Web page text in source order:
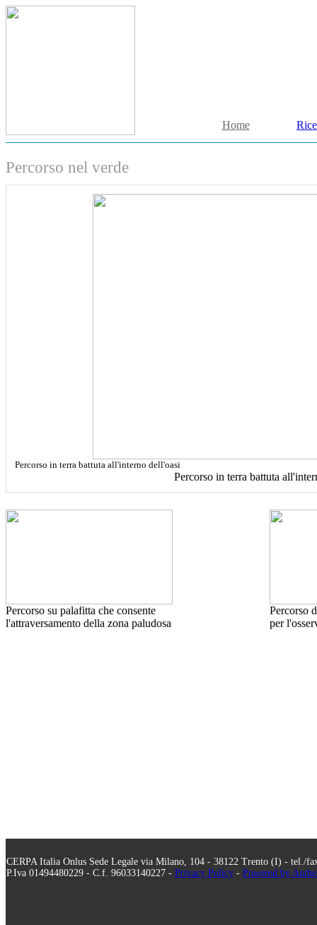
Home
Percorso nel verde
Percorso in terra battuta all'interno dell'oasi
Percorso in terra battuta
Percorso su palafitta che consente
l'attraversamento della zona paludosa
Percorso
per
CERPA Italia Onlus Sede Legale via Milano, 104 - 38122 Trento (I) - tel./
P.Iva 01494480229 - C.f. 96033140227 - Privacy Policy - Powered by